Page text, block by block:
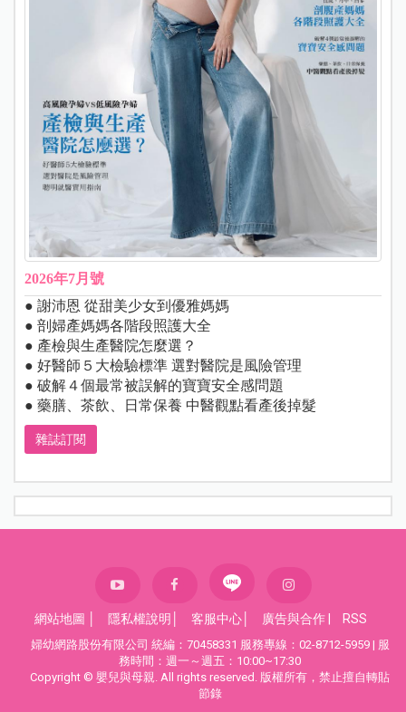
2026年7月號
● 謝沛恩 從甜美少女到優雅媽媽
● 剖婦產媽媽各階段照護大全
● 產檢與生產醫院怎麼選？
● 好醫師５大檢驗標準 選對醫院是風險管理
● 破解４個最常被誤解的寶寶安全感問題
● 藥膳、茶飲、日常保養 中醫觀點看產後掉髮
雜誌訂閱
網站地圖 隱私權說明 客服中心 廣告與合作 RSS
婦幼網路股份有限公司 統編：70458331 服務專線：02-8712-5959 | 服
務時間：週一～週五：10:00~17:30
Copyright © 嬰兒與母親. All rights reserved. 版權所有，禁止擅自轉貼
節錄